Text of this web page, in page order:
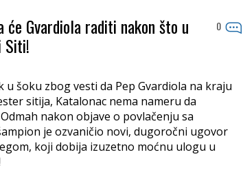
0
će Gvardiola raditi nakon što u
Siti!
u šoku zbog vesti da Pep Gvardiola na kraju
sitija, Katalonac nema nameru da
nakon objave o povlačenju sa
je ozvaničio novi, dugoročni ugovor
koji dobija izuzetno moćnu ulogu u